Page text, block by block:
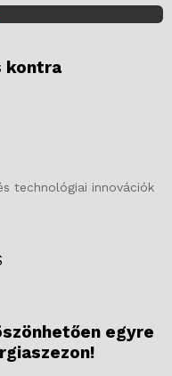
kontra
technológiai innovációk
egyre